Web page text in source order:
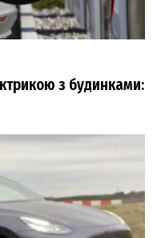
з будинками: